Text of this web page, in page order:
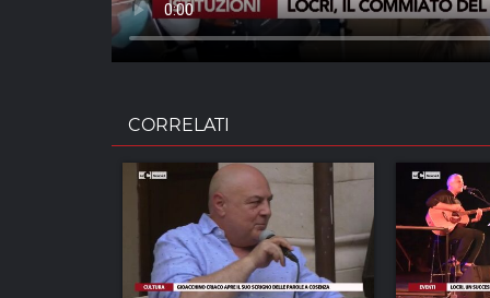
CORRELATI